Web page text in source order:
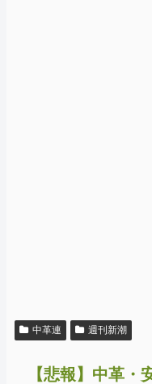
中革連 週刊新潮
【悲報】中革・